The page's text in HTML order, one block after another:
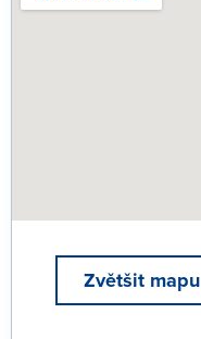
Zvětšit mapu